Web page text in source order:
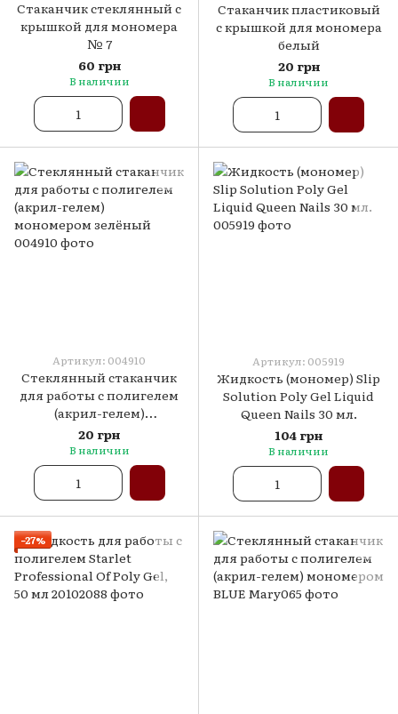
Стаканчик стеклянный с
крышкой для мономера
№ 7
60 грн
В наличии
Стаканчик пластиковый
с крышкой для мономера
белый
20 грн
В наличии
Артикул: 004910
Стеклянный стаканчик
для работы с полигелем
(акрил-гелем)
мономером зелёный
20 грн
В наличии
Артикул: 005919
Жидкость (мономер) Slip
Solution Poly Gel Liquid
Queen Nails 30 мл.
104 грн
В наличии
−27%